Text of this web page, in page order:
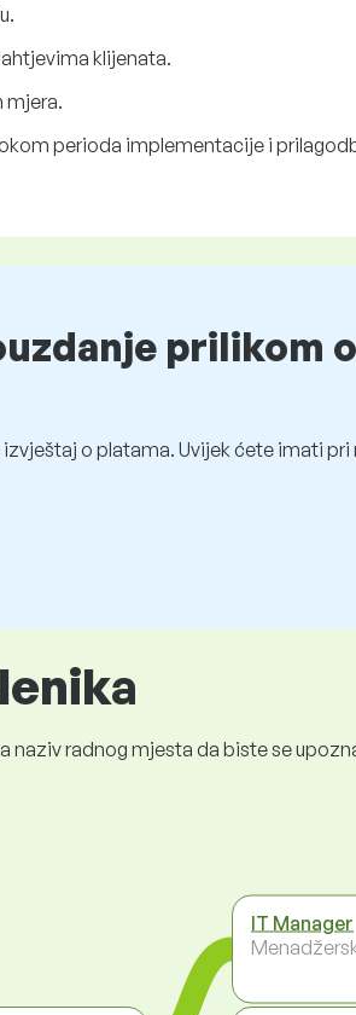
klijenata.
mjera.
perioda implementacije i
prilikom
o platama. Uvijek ćete imati pri
naziv radnog mjesta da biste se
IT Manager